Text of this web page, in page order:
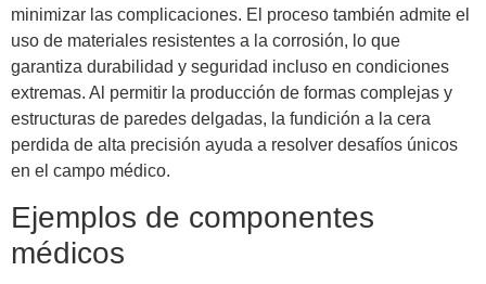
minimizar las complicaciones. El proceso también admite el
uso de materiales resistentes a la corrosión, lo que
garantiza durabilidad y seguridad incluso en condiciones
extremas. Al permitir la producción de formas complejas y
estructuras de paredes delgadas, la fundición a la cera
perdida de alta precisión ayuda a resolver desafíos únicos
en el campo médico.
Ejemplos de componentes
médicos